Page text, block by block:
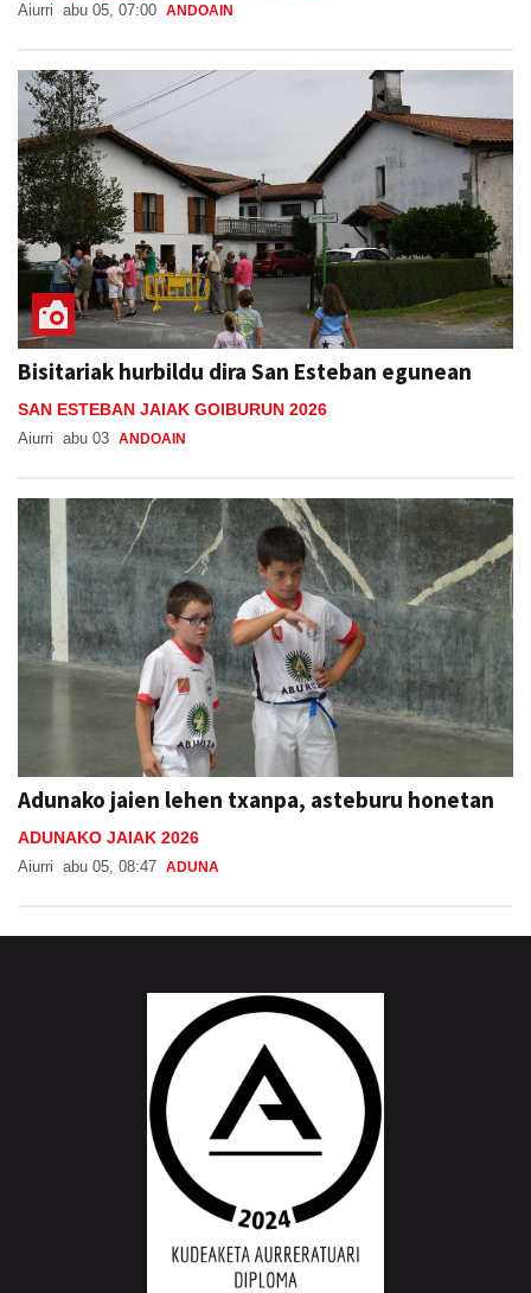
Aiurri abu 05, 07:00 ANDOAIN
Bisitariak hurbildu dira San Esteban egunean
SAN ESTEBAN JAIAK GOIBURUN 2026
Aiurri abu 03 ANDOAIN
Adunako jaien lehen txanpa, asteburu honetan
ADUNAKO JAIAK 2026
Aiurri abu 05, 08:47 ADUNA